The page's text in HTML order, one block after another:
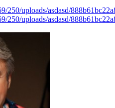
250/uploads/asdasd/
250/uploads/asdasd/